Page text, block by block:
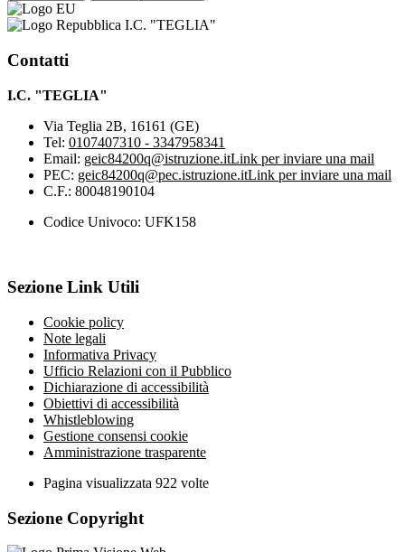
I.C. "TEGLIA"
Contatti
I.C. "TEGLIA"
Via Teglia 2B, 16161 (GE)
Tel: 0107407310 - 3347958341
Email: geic84200q@istruzione.itLink per inviare una mail
PEC: geic84200q@pec.istruzione.itLink per inviare una mail
C.F.: 80048190104
Codice Univoco: UFK158
Sezione Link Utili
Cookie policy
Note legali
Informativa Privacy
Ufficio Relazioni con il Pubblico
Dichiarazione di accessibilità
Obiettivi di accessibilità
Whistleblowing
Gestione consensi cookie
Amministrazione trasparente
Pagina visualizzata 922 volte
Sezione Copyright